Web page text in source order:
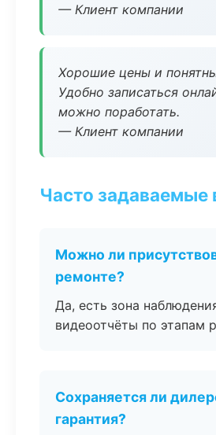
— Клиент компании
Хорошие цены и
Удобно записаться
можно поработать.
— Клиент компании
Часто задаваемые
Можно ли
ремонте?
Да, есть зона
видеоотчёты по этапам
Сохраняется ли
гарантия?